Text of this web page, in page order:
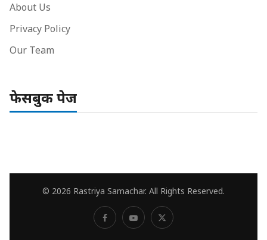
About Us
Privacy Policy
Our Team
फेसबुक पेज
© 2026 Rastriya Samachar. All Rights Reserved.